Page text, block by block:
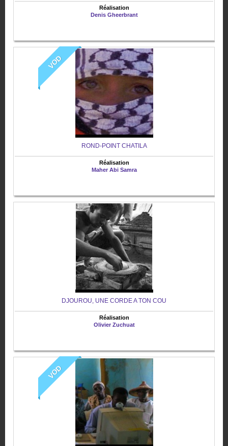
Réalisation
Denis Gheerbrant
VOD
ROND-POINT CHATILA
Réalisation
Maher Abi Samra
DJOUROU, UNE CORDE A TON COU
Réalisation
Olivier Zuchuat
VOD